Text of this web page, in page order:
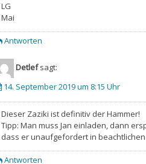
LG
Mai
Antworten
Detlef sagt:
14. September 2019 um 8:15 Uhr
Dieser Zaziki ist definitiv der Hammer!
Tipp: Man muss Jan einladen, dann
dass er unaufgefordert in beachtlichen
Antworten